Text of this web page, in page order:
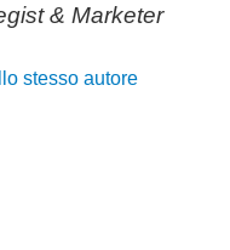
& Marketer
stesso autore